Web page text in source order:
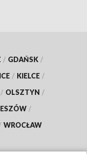
/ GDAŃSK /
/ KIELCE /
/ OLSZTYN /
/
WROCŁAW